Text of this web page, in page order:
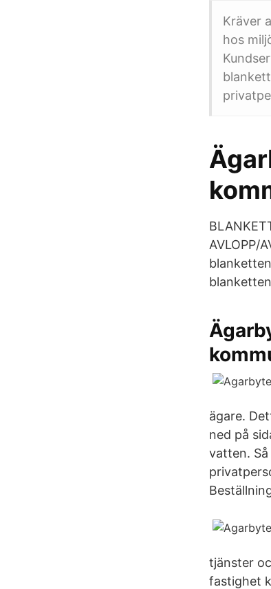
Kräver
hos
AVLOPP/
ägare.
ned på
vatten.
tjänster
fastighet